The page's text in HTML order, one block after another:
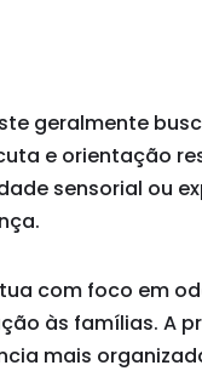
geralmente
e orientação
sensorial ou
com foco em
às famílias. A
mais